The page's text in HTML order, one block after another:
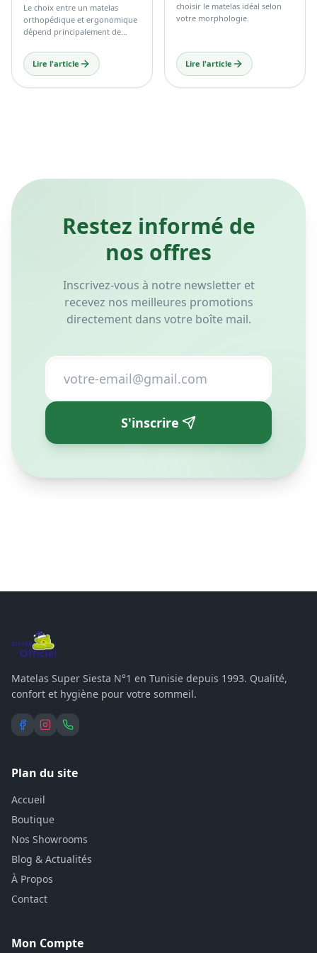
Le choix entre un matelas
orthopédique et ergonomique
dépend principalement de
votre morphologie et de vos
habitudes de sommeil.
Lire l'article
choisir le matelas idéal selon
votre morphologie.
Lire l'article
Restez informé de
nos offres
Inscrivez-vous à notre newsletter et
recevez nos meilleures promotions
directement dans votre boîte mail.
S'inscrire
Matelas Super Siesta N°1 en Tunisie depuis 1993. Qualité,
confort et hygiène pour votre sommeil.
Plan du site
Accueil
Boutique
Nos Showrooms
Blog & Actualités
À Propos
Contact
Mon Compte